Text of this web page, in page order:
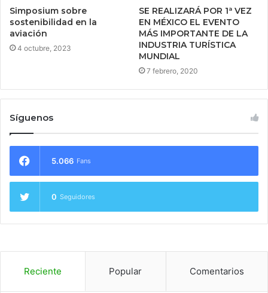
Simposium sobre
sostenibilidad en la
aviación
4 octubre, 2023
SE REALIZARÁ POR 1ª VEZ
EN MÉXICO EL EVENTO
MÁS IMPORTANTE DE LA
INDUSTRIA TURÍSTICA
MUNDIAL
7 febrero, 2020
Síguenos
5.066 Fans
0 Seguidores
Reciente Popular Comentarios